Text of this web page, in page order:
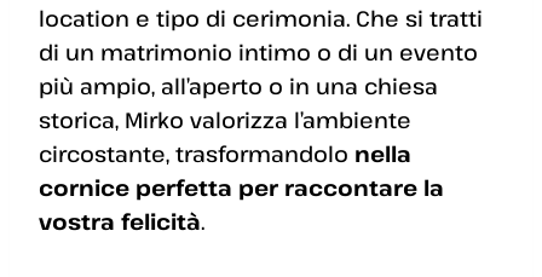
location e tipo di cerimonia. Che si tratti
di un matrimonio intimo o di un evento
più ampio, all’aperto o in una chiesa
storica, Mirko valorizza l’ambiente
circostante, trasformandolo nella
cornice perfetta per raccontare la
vostra felicità.